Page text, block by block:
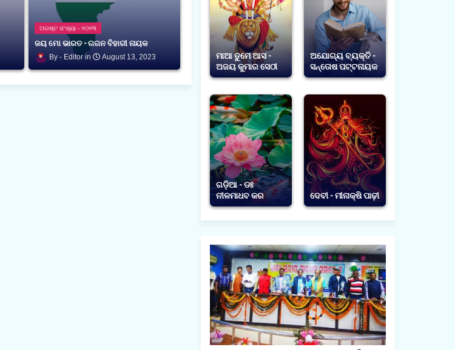
ଅଗଷ୍ଟ ସଂଖ୍ୟା - ୨୦୨୩
ଜୟ ମୋ ଭାରତ - ଗଗନ ବିହାରୀ ନାୟକ
Editor August 13, 2023
ମାଆ ତୁମେ ଆସ -
ଅଜୟ କୁମାର ସେଠୀ
ଅଯୋଗ୍ୟ ବ୍ୟକ୍ତି -
ସନ୍ତୋଷ ପଟ୍ଟନାୟକ
ଗଡ଼ିଆ - ଡଃ
ନୀଳମାଧବ କର
ଦେବୀ - ମୀନାକ୍ଷି ପାଢ଼ୀ